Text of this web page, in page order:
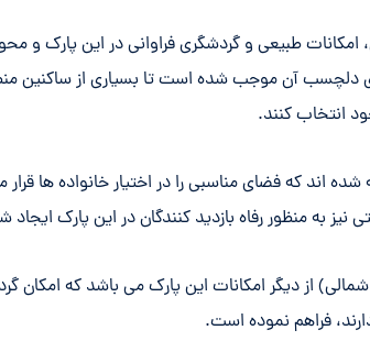
امکانات طبیعی و گردشگری فراوانی در این پارک و
انتخاب کنند.
اند که فضای مناسبی را در اختیار خانواده ها
به منظور رفاه بازدید کنندگان در این پارک
از دیگر امکانات این پارک می باشد که امکان